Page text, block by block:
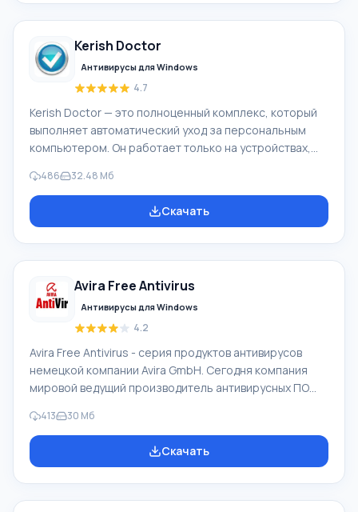
современных и актуальных баз вирусных сигнатур.
Если база будет устаревшая, прису
Kerish Doctor
Антивирусы для Windows
4.7
Kerish Doctor — это полноценный комплекс, который
выполняет автоматический уход за персональным
компьютером. Он работает только на устройствах,
Windows. Благодаря этому софту будут внесены
исправления в работу системы вашего ПК, также
будут исправлены возникшие ошибки и проведена
будет оптимизирован и полностью защищен. Ke
486 32.48 Мб
Скачать
Avira Free Antivirus
Антивирусы для Windows
4.2
Avira Free Antivirus - серия продуктов антивирусов
немецкой компании Avira GmbH. Сегодня компания
мировой ведущий производитель антивирусных ПО
профессионального. Avira GmbH имеет огромный
опыт, поэтому выпускаемое программное
обеспечение высокой надёжности и качества.
413 30 Мб
Скачать